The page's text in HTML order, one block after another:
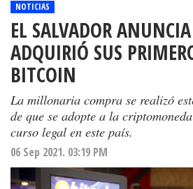
NOTICIAS
EL SALVADOR
ADQUIRIÓ SUS
BITCOIN
La millonaria compra se realizó
de que se adopte a la
curso legal en este país.
06 Sep 2021. 03:19 PM